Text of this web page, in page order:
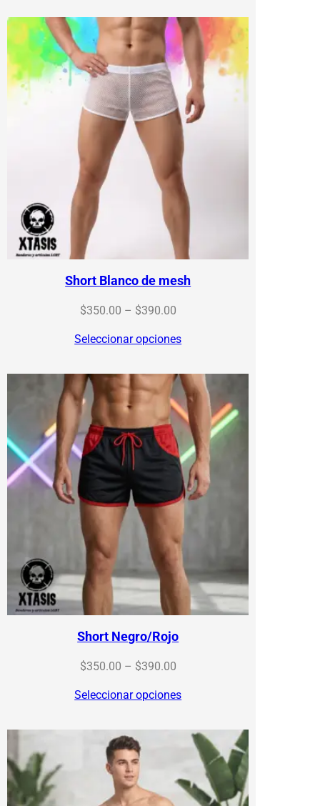
$390.00
Short Blanco de mesh
$350.00 – $390.00Price
$350.00
$390.00
Seleccionar opciones
Short Negro/Rojo
$350.00 – $390.00Price
$350.00
$390.00
Seleccionar opciones